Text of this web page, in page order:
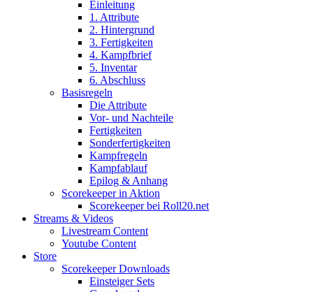
Einleitung
1. Attribute
2. Hintergrund
3. Fertigkeiten
4. Kampfbrief
5. Inventar
6. Abschluss
Basisregeln
Die Attribute
Vor- und Nachteile
Fertigkeiten
Sonderfertigkeiten
Kampfregeln
Kampfablauf
Epilog & Anhang
Scorekeeper in Aktion
Scorekeeper bei Roll20.net
Streams & Videos
Livestream Content
Youtube Content
Store
Scorekeeper Downloads
Einsteiger Sets